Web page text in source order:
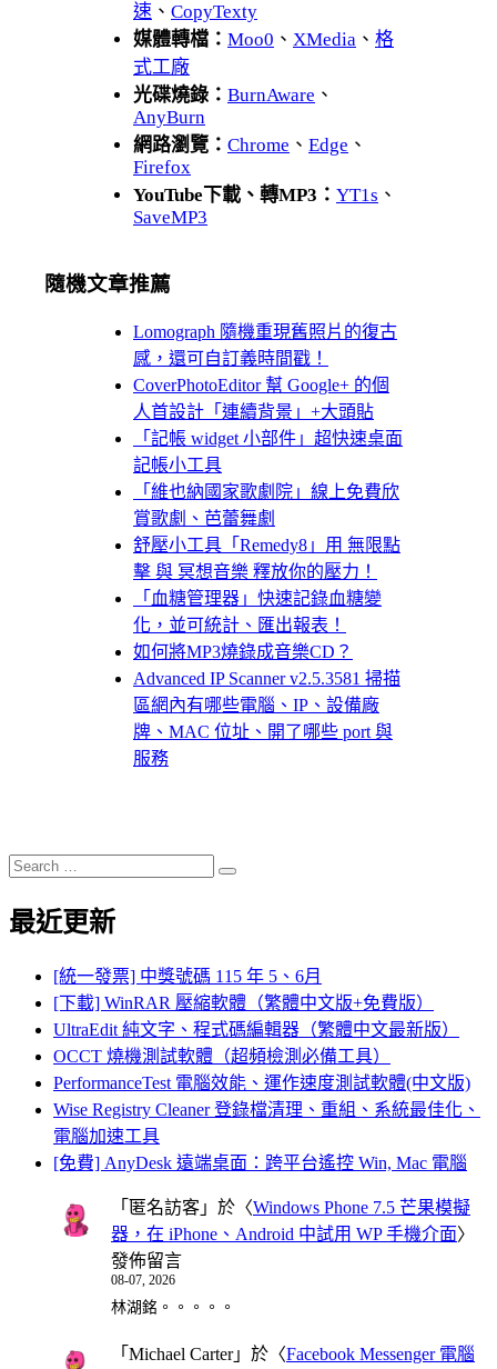
速 、 CopyTexty
媒體轉檔： Moo0 、 XMedia 、 格
式工廠
光碟燒錄： BurnAware 、
AnyBurn
網路瀏覽： Chrome 、 Edge 、
Firefox
YouTube下載、轉MP3： YT1s 、
SaveMP3
隨機文章推薦
Lomograph 隨機重現舊照片的復古
感，還可自訂義時間戳！
CoverPhotoEditor 幫 Google+ 的個
人首設計「連續背景」+大頭貼
「記帳 widget 小部件」超快速桌面
記帳小工具
「維也納國家歌劇院」線上免費欣
賞歌劇、芭蕾舞劇
舒壓小工具「Remedy8」用 無限點
擊 與 冥想音樂 釋放你的壓力！
「血糖管理器」快速記錄血糖變
化，並可統計、匯出報表！
如何將MP3燒錄成音樂CD？
Advanced IP Scanner v2.5.3581 掃描
區網內有哪些電腦、IP、設備廠
牌、MAC 位址、開了哪些 port 與
服務
Search
for:
Search
最近更新
[統一發票] 中獎號碼 115 年 5、6月
[下載] WinRAR 壓縮軟體（繁體中文版+免費版）
UltraEdit 純文字、程式碼編輯器（繁體中文最新版）
OCCT 燒機測試軟體（超頻檢測必備工具）
PerformanceTest 電腦效能、運作速度測試軟體(中文版)
Wise Registry Cleaner 登錄檔清理、重組、系統最佳化、
電腦加速工具
[免費] AnyDesk 遠端桌面：跨平台遙控 Win, Mac 電腦
「 匿名訪客 」於〈Windows Phone 7.5 芒果模擬
器，在 iPhone、Android 中試用 WP 手機介面〉
發佈留言
08-07, 2026
林湖銘。。。。。
「 Michael Carter」於〈Facebook Messenger 電腦